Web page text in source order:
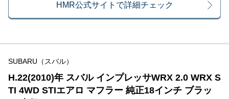
HMR公式サイトで詳細チェック
SUBARU（スバル）
H.22(2010)年 スバル インプレッサWRX 2.0 WRX S
TI 4WD STIエアロ マフラー 純正18インチ ブラッ